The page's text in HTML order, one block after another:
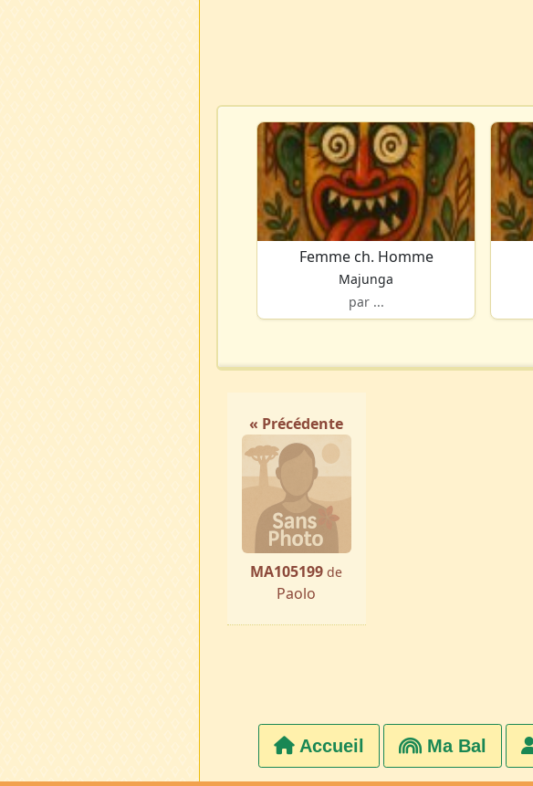
Femme ch. Homme
Majunga
par ...
« Précédente
MA105199 de
Paolo
Accueil Ma Bal